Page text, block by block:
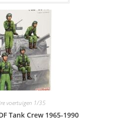
voertuigen 1/35
Tank Crew 1965-1990